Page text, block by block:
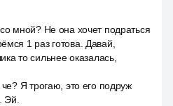
мной? Не она хочет подраться
1 раз готова. Давай,
то сильнее оказалась,
Я трогаю, это его подруж
Эй.